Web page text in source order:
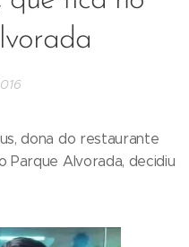
dona do restaurante
Parque Alvorada, decidiu